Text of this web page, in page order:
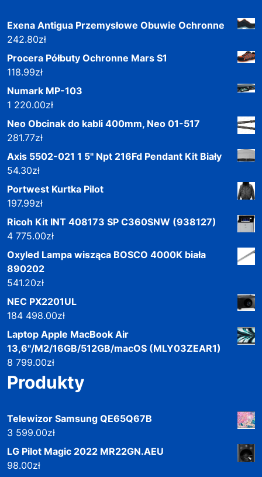
Exena Antigua Przemysłowe Obuwie Ochronne
242.80zł
Procera Półbuty Ochronne Mars S1
118.99zł
Numark MP-103
1 220.00zł
Neo Obcinak do kabli 400mm, Neo 01-517
281.77zł
Axis 5502-021 1 5" Npt 216Fd Pendant Kit Biały
54.30zł
Portwest Kurtka Pilot
197.99zł
Ricoh Kit INT 408173 SP C360SNW (938127)
4 775.00zł
Oxyled Lampa wisząca BOSCO 4000K biała
890202
541.20zł
NEC PX2201UL
184 498.00zł
Laptop Apple MacBook Air
13,6"/M2/16GB/512GB/macOS (MLY03ZEAR1)
8 799.00zł
Produkty
Telewizor Samsung QE65Q67B
3 599.00zł
LG Pilot Magic 2022 MR22GN.AEU
98.00zł